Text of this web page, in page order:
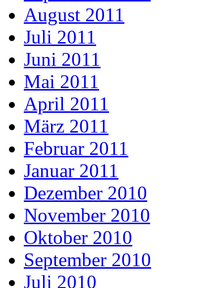
August 2011
Juli 2011
Juni 2011
Mai 2011
April 2011
März 2011
Februar 2011
Januar 2011
Dezember 2010
November 2010
Oktober 2010
September 2010
Juli 2010